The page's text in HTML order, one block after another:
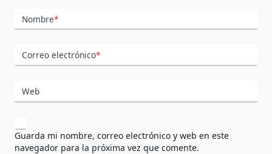
Nombre*
Correo electrónico*
Web
Guarda mi nombre, correo electrónico y web en este
navegador para la próxima vez que comente.